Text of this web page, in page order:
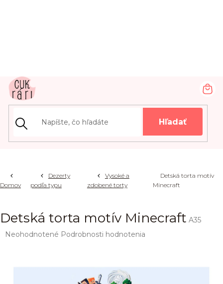
Hľadať
Domov
Dezerty
podľa typu
Vysoké a
zdobené torty
Detská torta motív
Minecraft
Detská torta motív Minecraft A35
Priemerné
Neohodnotené Podrobnosti hodnotenia